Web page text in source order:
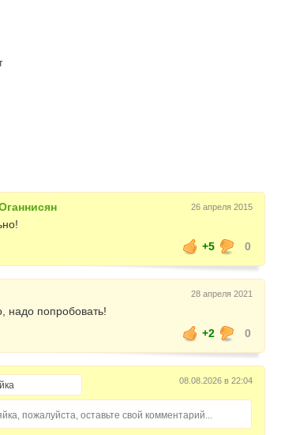
26 апреля 2015
+5
0
28 апреля 2021
надо попробовать!
+2
0
08.08.2026 в 22:04
пожалуйста, оставьте свой комментарий...